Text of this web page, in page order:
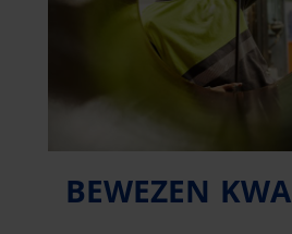
BEWEZEN